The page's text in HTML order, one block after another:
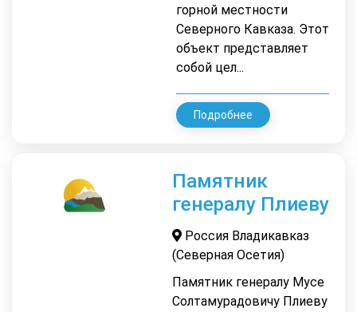
горной местности
Северного Кавказа. Этот
объект представляет
собой цел...
Подробнее
Памятник
генералу Плиеву
Россия Владикавказ
(Северная Осетия)
Памятник генералу Мусе
Солтамурадовичу Плиеву